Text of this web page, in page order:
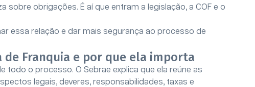
obrigações. É aí que entram a legislação, a COF e o
essa relação e dar mais segurança ao processo de
de Franquia e por que ela importa
o processo. O Sebrae explica que ela reúne as
legais, deveres, responsabilidades, taxas e